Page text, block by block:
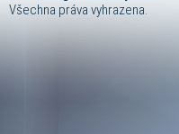
Všechna práva vyhrazena.